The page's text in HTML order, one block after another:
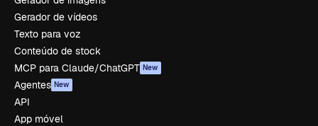
Gerador de vídeos
Texto para voz
Conteúdo de stock
MCP para Claude/ChatGPT New
Agentes New
API
App móvel